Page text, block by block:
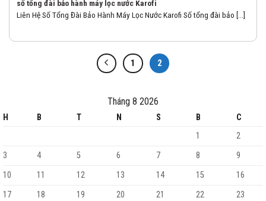
số tổng đài bảo hành máy lọc nước Karofi
Liên Hệ Số Tổng Đài Bảo Hành Máy Lọc Nước Karofi Số tổng đài bảo [...]
1 2
Tháng 8 2026
H B T N S B
C
1
2
3
4 5 6 7 8
9
10
11 12 13 14 15
16
17
18 19 20 21 22
23